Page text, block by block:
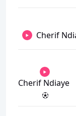
Cherif
Cherif Ndiaye